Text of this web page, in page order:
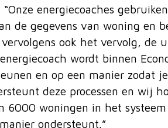
energiecoaches
de gegevens van woning en
ook het vervolg,
wordt binnen
en op een manier zodat
deze processen en wij
6000 woningen in het
ondersteunt.”